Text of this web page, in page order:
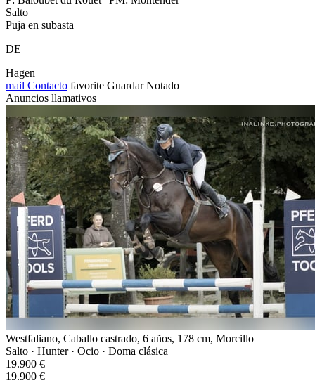
Salto
Puja en subasta
DE
Hagen
mail Contacto favorite Guardar Notado
Anuncios llamativos
Westfaliano, Caballo castrado, 6 años, 178 cm, Morcillo
Salto · Hunter · Ocio · Doma clásica
19.900 €
19.900 €